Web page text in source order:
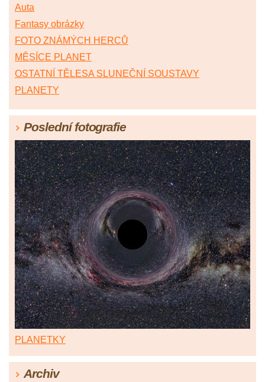
Auta
Fantasy obrázky
FOTO ZNÁMÝCH HERCŮ
MĚSÍCE PLANET
OSTATNÍ TĚLESA SLUNEČNÍ SOUSTAVY
PLANETY
Poslední fotografie
PLANETKY
Archiv